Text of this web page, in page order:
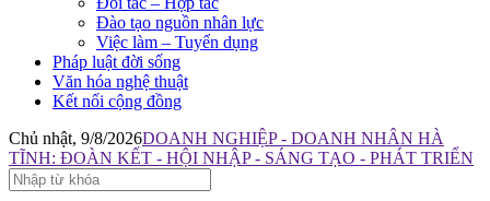
Đào tạo nguồn nhân lực
Việc làm – Tuyển dụng
Pháp luật đời sống
Văn hóa nghệ thuật
Kết nối cộng đồng
Chủ nhật, 9/8/2026DOANH NGHIỆP - DOANH NHÂN HÀ
TĨNH: ĐOÀN KẾT - HỘI NHẬP - SÁNG TẠO - PHÁT TRIỂN